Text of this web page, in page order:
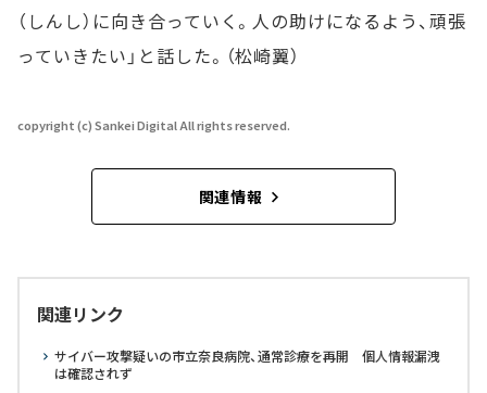
（しんし）に向き合っていく。人の助けになるよう、頑張
っていきたい」と話した。（松崎翼）
copyright (c) Sankei Digital All rights reserved.
関連情報
関連リンク
サイバー攻撃疑いの市立奈良病院、通常診療を再開 個人情報漏洩
は確認されず